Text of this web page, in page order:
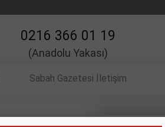
0216 366 01 19
(Anadolu Yakası)
Sabah Gazetesi İletişim